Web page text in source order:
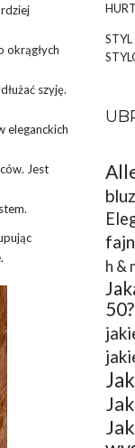
okrągłych
szyję.
eleganckich
Jest
h &
50?